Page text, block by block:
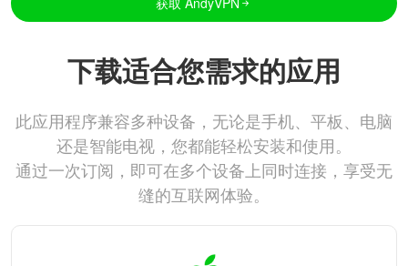
下载适合您需求的应用
此应用程序兼容多种设备，无论是手机、平板、电脑
还是智能电视，您都能轻松安装和使用。
通过一次订阅，即可在多个设备上同时连接，享受无
缝的互联网体验。